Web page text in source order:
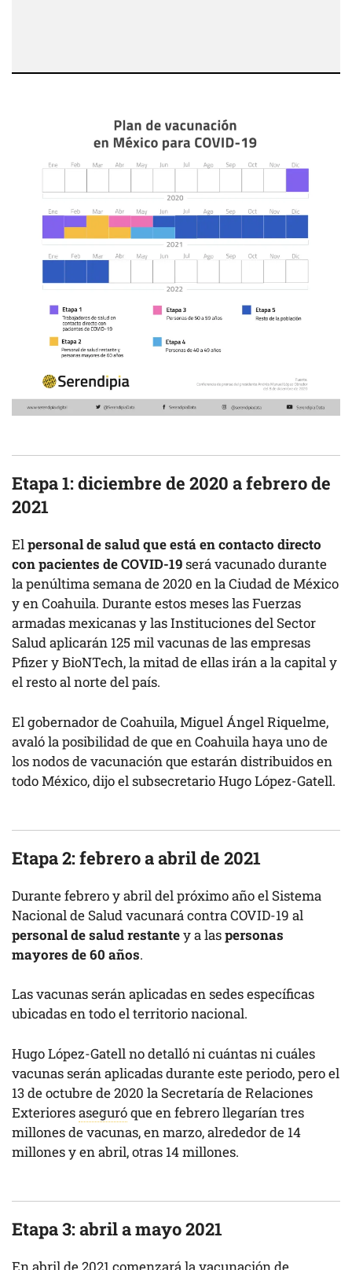
Etapa 1: diciembre de 2020 a febrero de
2021
Elpersonal de salud que está en contacto directo
con pacientes de COVID-19será vacunado durante
la penúltima semana de 2020 en la Ciudad de México
y en Coahuila. Durante estos meses las Fuerzas
armadas mexicanas y las Instituciones del Sector
Salud aplicarán 125 mil vacunas de las empresas
Pfizer y BioNTech, la mitad de ellas irán a la capital y
el resto al norte del país.
El gobernador de Coahuila, Miguel Ángel Riquelme,
avaló la posibilidad de que en Coahuila haya uno de
los nodos de vacunación que estarán distribuidos en
todo México, dijo el subsecretario Hugo López-Gatell.
Etapa 2: febrero a abril de 2021
Durante febrero y abril del próximo año el Sistema
Nacional de Salud vacunará contra COVID-19 al
personal de salud restantey a laspersonas
mayores de 60 años.
Las vacunas serán aplicadas en sedes específicas
ubicadas en todo el territorio nacional.
Hugo López-Gatell no detalló ni cuántas ni cuáles
vacunas serán aplicadas durante este periodo, pero el
13 de octubre de 2020 la Secretaría de Relaciones
Exterioresaseguróque en febrero llegarían tres
millones de vacunas, en marzo, alrededor de 14
millones y en abril, otras 14 millones.
Etapa 3: abril a mayo 2021
En abril de 2021 comenzará la vacunación de